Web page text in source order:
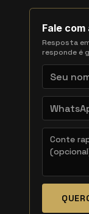
Fale
Resposta
responde é